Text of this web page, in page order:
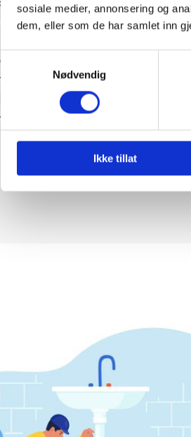
sosiale medier, annonsering og
dem, eller som de har samlet inn
Samtykkevalg
Nødvendig
Ikke tillat
i Gudbrandsdalen. Vi
i området i
en erfaring på til sammen mer
omfatter alt fra mindre
pakninger, toaletter
til større